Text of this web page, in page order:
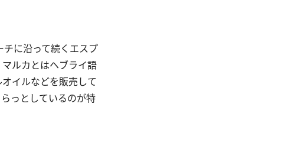
に沿って続くエスプ
ルカとはヘブライ語
イルなどを販売して
っとしているのが特